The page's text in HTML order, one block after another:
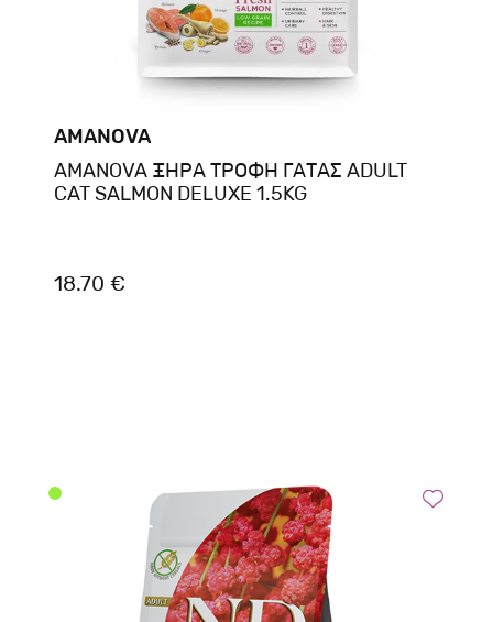
AMANOVA
AMANOVA ΞΗΡΑ ΤΡΟΦΗ ΓΑΤΑΣ ADULT
CAT SALMON DELUXE 1.5KG
18.70 €